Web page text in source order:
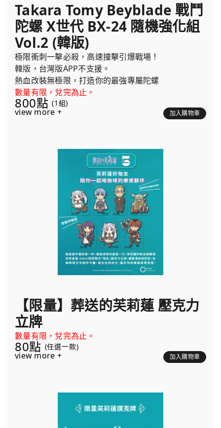
Takara Tomy Beyblade 戰鬥
陀螺 X世代 BX-24 隨機強化組
Vol.2 (韓版)
極限衝刺一擊必殺，高速撞擊引爆戰場！
韓版，台灣版APP不支援。
熱血改裝無極限，打造你的最強專屬陀螺
數量有限，兌完為止。
800點 (1組)
view more + 加入購物車
【限量】葬送的芙莉蓮 壓克力
立牌
數量有限，兌完為止。
80點 (任選一款)
view more + 加入購物車